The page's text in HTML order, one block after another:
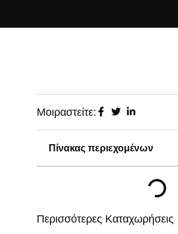
Μοιραστείτε:
Πίνακας περιεχομένων
Περισσότερες Καταχωρήσεις